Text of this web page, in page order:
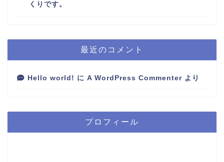
くりです。
最近のコメント
Hello world! に A WordPress Commenter より
プロフィール